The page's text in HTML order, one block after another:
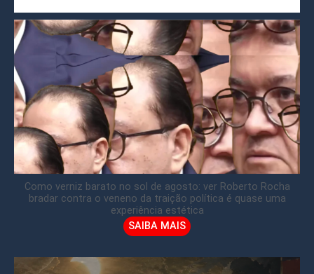
Como verniz barato no sol de agosto: ver Roberto Rocha
bradar contra o veneno da traição política é quase uma
experiência estética
SAIBA MAIS